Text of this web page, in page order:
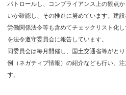
パトロールし、コンプライアンス上の観点
いか確認し、その推進に努めています。建
労働関係法令等も含めてチェックリスト化
を法令遵守委員会に報告しています。
同委員会は毎月開催し、国土交通省等がと
例（ネガティブ情報）の紹介なども行い、
す。